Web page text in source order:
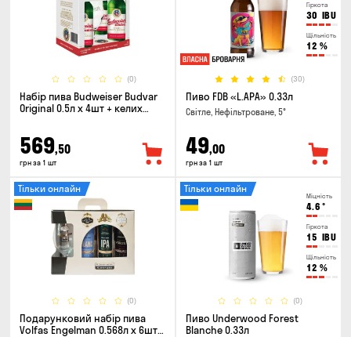
(0)
Набір пива Budweiser Budvar
Original 0.5л х 4шт + келих
569,50
грн за 1 шт
Гіркота
30 IBU
Щільність
12 %
(30)
Пиво FDB «L.APA» 0.33л
Світле, Нефільтроване, 5°
49,00
грн за 1 шт
(0)
Тільки онлайн
Подарунковий набір пива
Volfas Engelman 0.568л x 6шт +
Міцність
4.6 °
Гіркота
15 IBU
Щільність
12 %
(0)
Тільки онлайн
Пиво Underwood Forest
Blanche 0.33л